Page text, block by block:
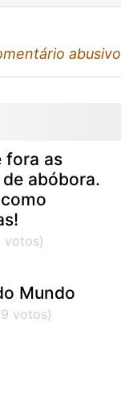
abusivo
fora as
abóbora.
Mundo